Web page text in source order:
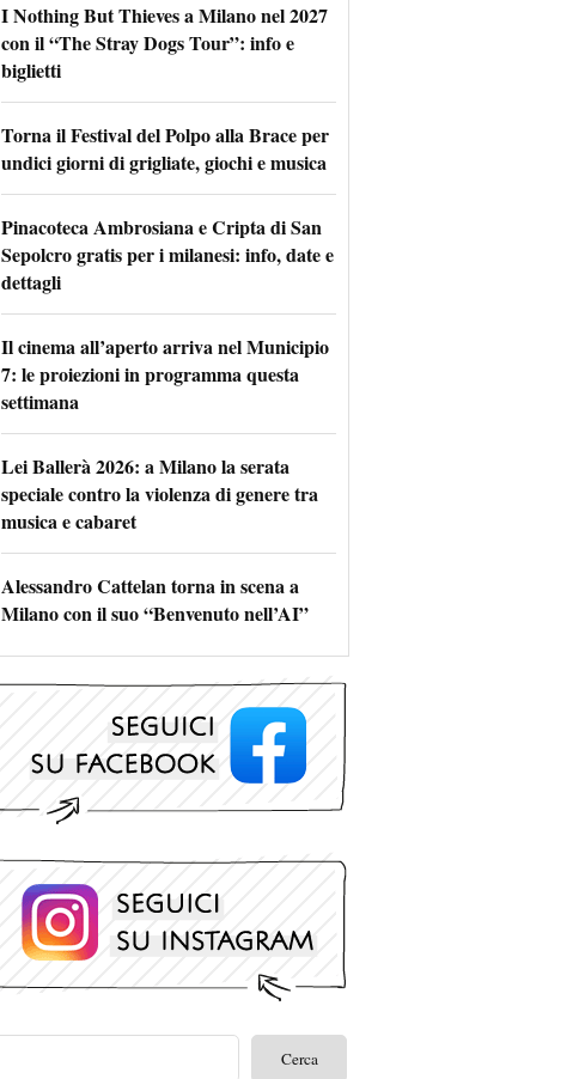
I Nothing But Thieves a Milano nel 2027
con il “The Stray Dogs Tour”: info e
biglietti
Torna il Festival del Polpo alla Brace per
undici giorni di grigliate, giochi e musica
Pinacoteca Ambrosiana e Cripta di San
Sepolcro gratis per i milanesi: info, date e
dettagli
Il cinema all’aperto arriva nel Municipio
7: le proiezioni in programma questa
settimana
Lei Ballerà 2026: a Milano la serata
speciale contro la violenza di genere tra
musica e cabaret
Alessandro Cattelan torna in scena a
Milano con il suo “Benvenuto nell’AI”